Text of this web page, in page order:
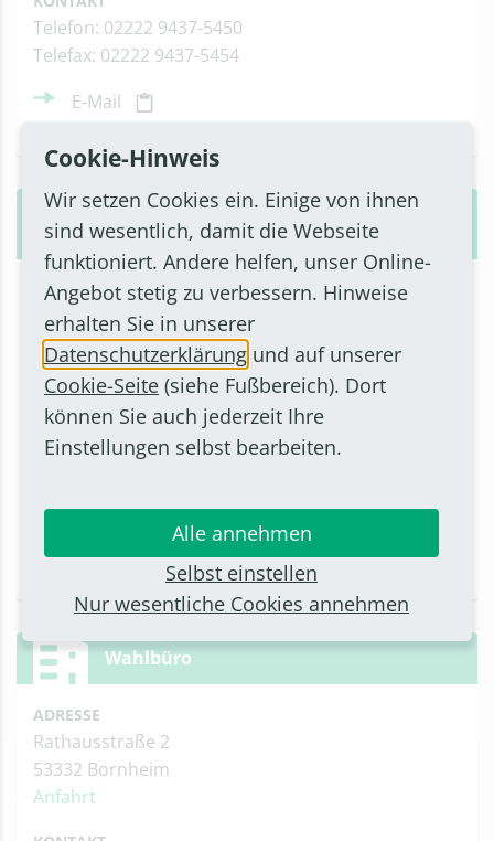
Telefon: 02222 9437-5450
Telefax: 02222 9437-5454
E-Mail
Vorzimmer Bürgermeister &
Beigeordnete
ADRESSE
Rathausstraße 2
53332 Bornheim
Anfahrt
KONTAKT
Telefon: 02222 945-101 / 02222 945-103 / 02222
Wahlbüro
ADRESSE
Rathausstraße 2
53332 Bornheim
Anfahrt
Cookie-Hinweis
Wir setzen Cookies ein. Einige von ihnen
sind wesentlich, damit die Webseite
funktioniert. Andere helfen, unser Online-
Angebot stetig zu verbessern. Hinweise
erhalten Sie in unserer
Datenschutzerklärung und auf unserer
Cookie-Seite (siehe Fußbereich). Dort
können Sie auch jederzeit Ihre
Einstellungen selbst bearbeiten.
Alle annehmen
Selbst einstellen
Nur wesentliche Cookies annehmen